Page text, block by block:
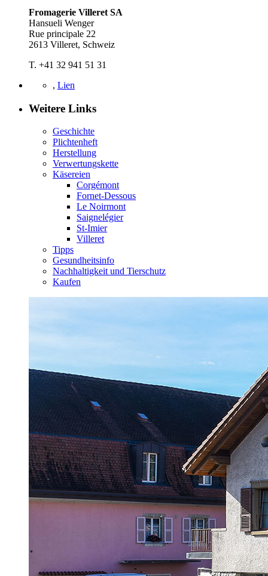
Fromagerie Villeret SA
Hansueli Wenger
Rue principale 22
2613 Villeret, Schweiz
T. +41 32 941 51 31
, Lien
Weitere Links
Geschichte
Plichtenheft
Herstellung
Verwertungskette
Käsereien
Corgémont
Fornet-Dessous
Le Noirmont
Saignelégier
St-Imier
Villeret
Tipps
Gesundheitsinfo
Nachhaltigkeit und Tierschutz
Kaufen